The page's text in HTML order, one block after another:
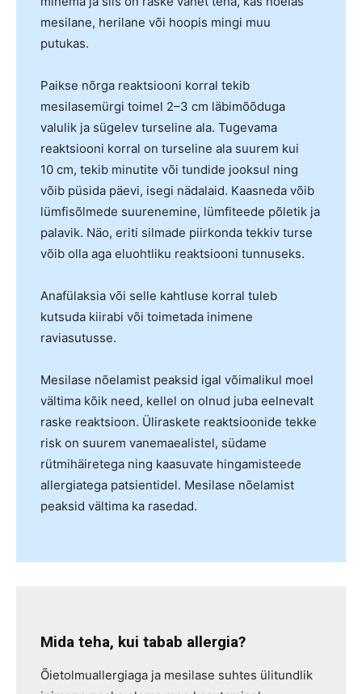
mesilane, herilane või hoopis mingi muu
putukas.
Paikse nõrga reaktsiooni korral tekib
mesilasemürgi toimel 2–3 cm läbimõõduga
valulik ja sügelev turseline ala. Tugevama
reaktsiooni korral on turseline ala suurem kui
10 cm, tekib minutite või tundide jooksul ning
võib püsida päevi, isegi nädalaid. Kaasneda võib
lümfisõlmede suurenemine, lümfiteede põletik ja
palavik. Näo, eriti silmade piirkonda tekkiv turse
võib olla aga eluohtliku reaktsiooni tunnuseks.
Anafülaksia või selle kahtluse korral tuleb
kutsuda kiirabi või toimetada inimene
raviasutusse.
Mesilase nõelamist peaksid igal võimalikul moel
vältima kõik need, kellel on olnud juba eelnevalt
raske reaktsioon. Üliraskete reaktsioonide tekke
risk on suurem vanemaealistel, südame
rütmihäiretega ning kaasuvate hingamisteede
allergiatega patsientidel. Mesilase nõelamist
peaksid vältima ka rasedad.
Mida teha, kui tabab allergia?
Õietolmuallergiaga ja mesilase suhtes ülitundlik